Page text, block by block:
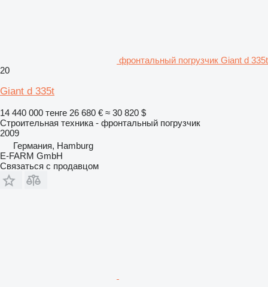
фронтальный погрузчик Giant d 335t
20
Giant d 335t
14 440 000 тенге 26 680 € ≈ 30 820 $
Строительная техника - фронтальный погрузчик
2009
Германия, Hamburg
E-FARM GmbH
Связаться с продавцом